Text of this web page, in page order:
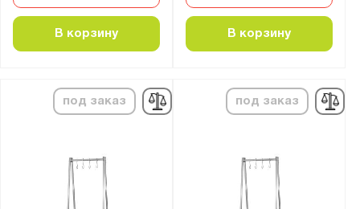
В корзину В корзину
под заказ под заказ